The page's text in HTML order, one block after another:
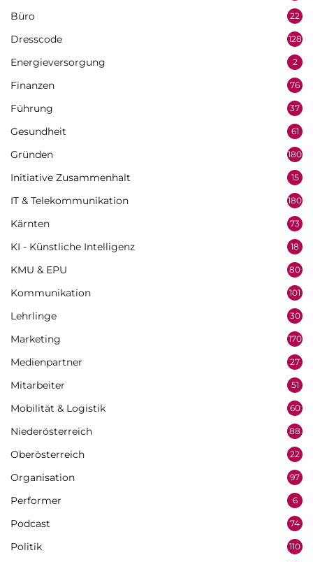
Büro 22
Dresscode 128
Energieversorgung 2
Finanzen 76
Führung 37
Gesundheit 61
Gründen 180
Initiative Zusammenhalt 15
IT & Telekommunikation 180
Kärnten 73
KI - Künstliche Intelligenz 18
KMU & EPU 80
Kommunikation 101
Lehrlinge 30
Marketing 170
Medienpartner 27
Mitarbeiter 51
Mobilität & Logistik 60
Niederösterreich 88
Oberösterreich 22
Organisation 97
Performer 6
Podcast 74
Politik 110